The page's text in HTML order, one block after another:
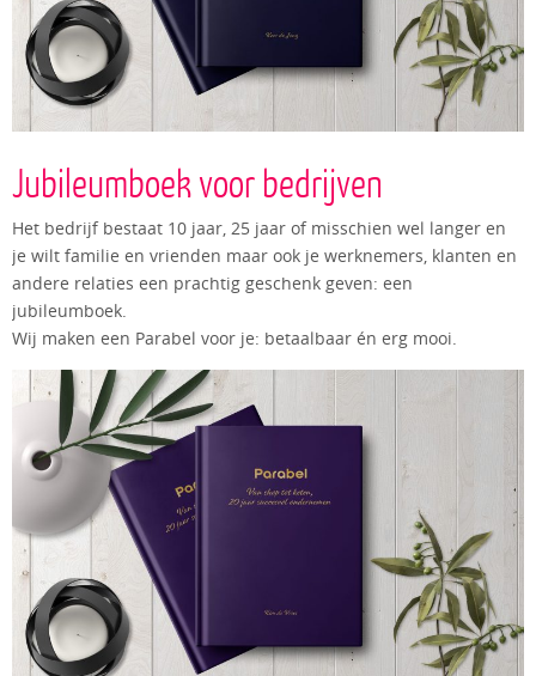
Jubileumboek voor bedrijven
Het bedrijf bestaat 10 jaar, 25 jaar of misschien wel langer en
je wilt familie en vrienden maar ook je werknemers, klanten en
andere relaties een prachtig geschenk geven: een
jubileumboek.
Wij maken een Parabel voor je: betaalbaar én erg mooi.